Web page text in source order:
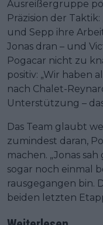
Ausreißergruppe
Präzision der
und Sepp ihre
Jonas dran – und
Pogacar nicht zu
positiv: „Wir haben
nach Chalet-
Unterstützung –
Das Team glaubt
zumindest daran,
machen. „Jonas
sogar noch einmal
rausgegangen bin.
beiden letzten